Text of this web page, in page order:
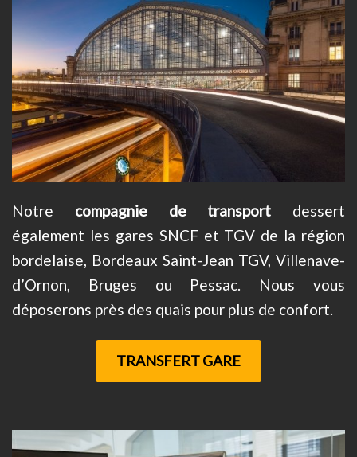
Notre compagnie de transport dessert
également les gares SNCF et TGV de la région
bordelaise, Bordeaux Saint-Jean TGV, Villenave-
d’Ornon, Bruges ou Pessac. Nous vous
déposerons près des quais pour plus de confort.
TRANSFERT GARE